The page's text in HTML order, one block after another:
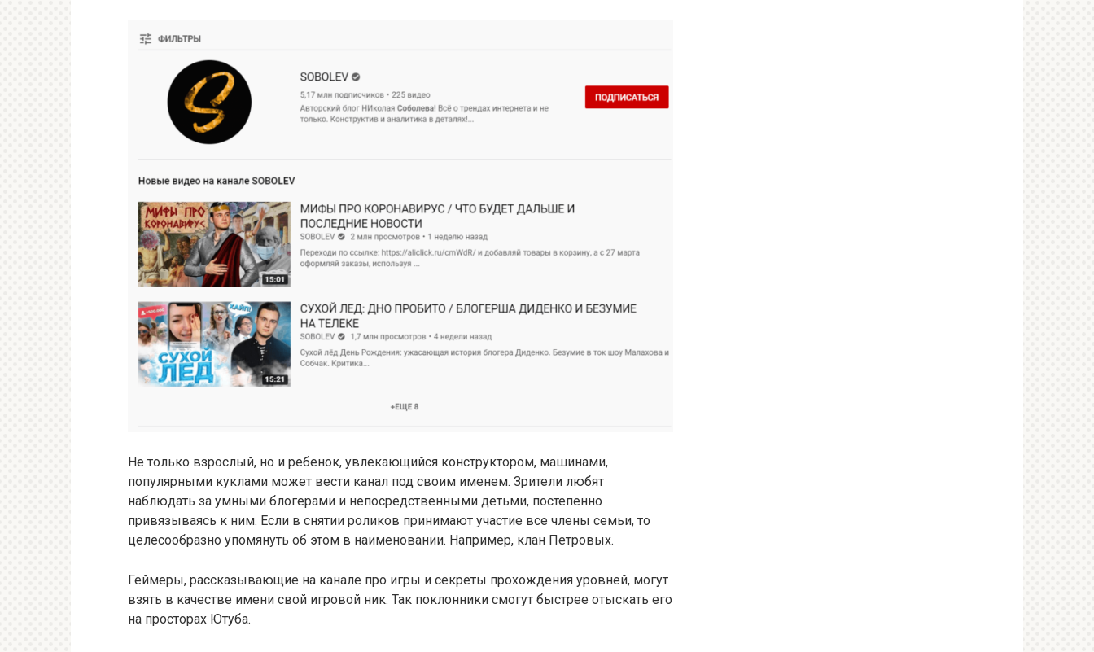
Не только взрослый, но и ребенок, увлекающийся конструктором, машинами,
популярными куклами может вести канал под своим именем. Зрители любят
наблюдать за умными блогерами и непосредственными детьми, постепенно
привязываясь к ним. Если в снятии роликов принимают участие все члены семьи, то
целесообразно упомянуть об этом в наименовании. Например, клан Петровых.
Геймеры, рассказывающие на канале про игры и секреты прохождения уровней, могут
взять в качестве имени свой игровой ник. Так поклонники смогут быстрее отыскать его
на просторах Ютуба.